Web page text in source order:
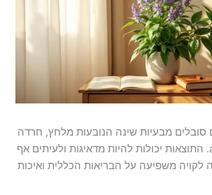
סובלים מבעיות שינה הנובעות מלחץ, חרדה
וחיים א accelerated. התוצאות יכולות להיות מדאיגות ולעיתים אף
לקויה משפיעה על הבריאות הכללית ואיכות